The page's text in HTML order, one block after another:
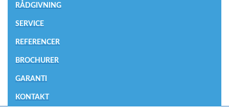
RÅDGIVNING
SERVICE
REFERENCER
BROCHURER
GARANTI
KONTAKT